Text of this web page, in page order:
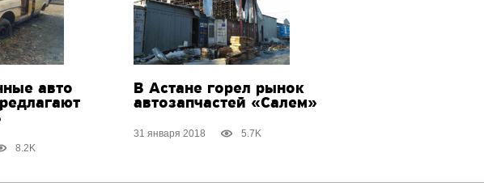
авто
8.2K
В Астане горел рынок
автозапчастей «Салем»
31 января 2018 5.7K